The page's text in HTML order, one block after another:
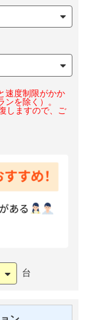
速度制限がかか
を除く）。
しますので、ご
台